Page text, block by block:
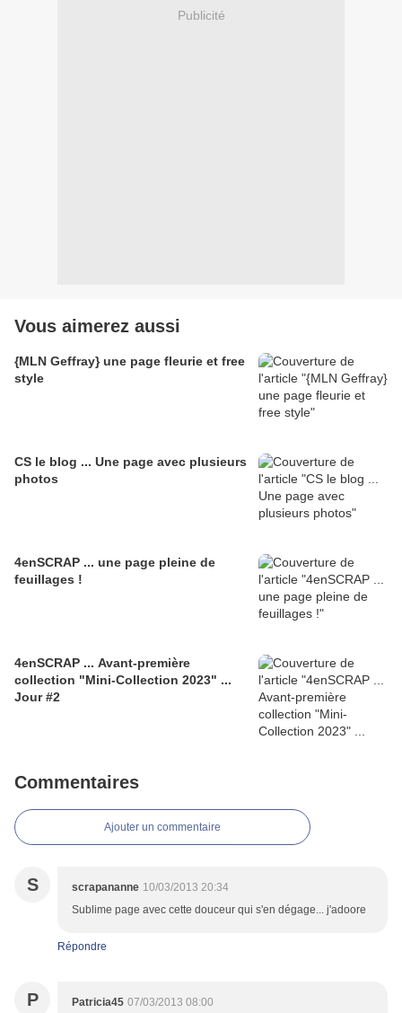
Publicité
Vous aimerez aussi
{MLN Geffray} une page fleurie et free
style
CS le blog ... Une page avec plusieurs
photos
4enSCRAP ... une page pleine de
feuillages !
4enSCRAP ... Avant-première
collection "Mini-Collection 2023" ...
Jour #2
Commentaires
Ajouter un commentaire
S scrapananne 10/03/2013 20:34
Sublime page avec cette douceur qui s'en dégage... j'adoore
Répondre
P Patricia45 07/03/2013 08:00